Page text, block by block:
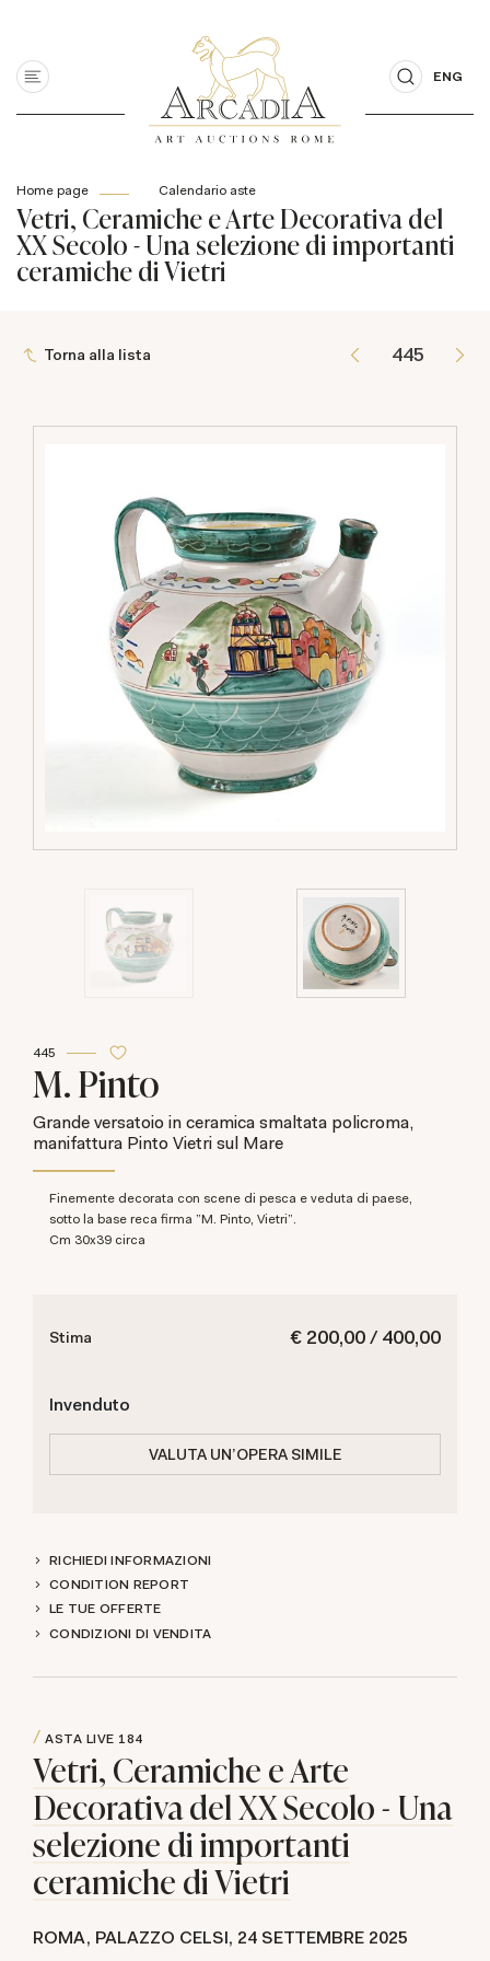
ENG
Home page Calendario aste
Vetri, Ceramiche e Arte Decorativa del
XX Secolo - Una selezione di importanti
ceramiche di Vietri
Torna alla lista
445
M. Pinto
Grande versatoio in ceramica smaltata policroma,
manifattura Pinto Vietri sul Mare
Finemente decorata con scene di pesca e veduta di paese,
sotto la base reca firma "M. Pinto, Vietri".
cm 30x39 circa
€ 200,00 / 400,00
Stima
Invenduto
VALUTA UN'OPERA SIMILE
RICHIEDI INFORMAZIONI
CONDITION REPORT
LE TUE OFFERTE
CONDIZIONI DI VENDITA
ASTA LIVE 184
Vetri, Ceramiche e Arte
Decorativa del XX Secolo - Una
selezione di importanti
ceramiche di Vietri
ROMA, PALAZZO CELSI, 24 SETTEMBRE 2025